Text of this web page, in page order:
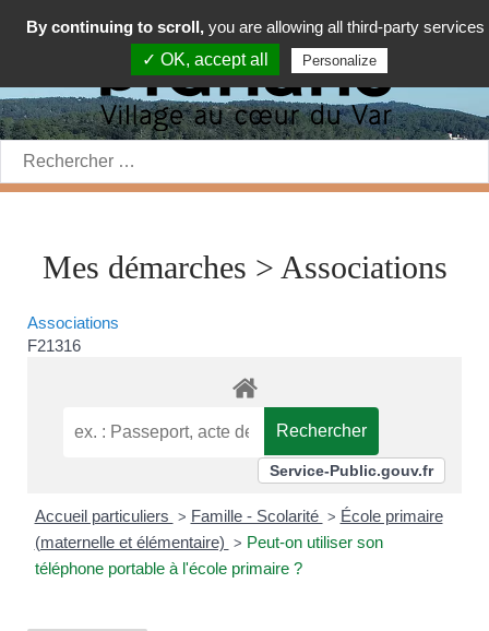
Rechercher:
Mes démarches > Associations
Associations
F21316
Service-Public.gouv.fr
Accueil particuliers > Famille - Scolarité > École primaire
(maternelle et élémentaire) > Peut-on utiliser son
téléphone portable à l'école primaire ?
By continuing to scroll, you are allowing all third-party services
✓ OK, accept all
Personalize